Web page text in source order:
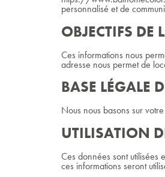
personnalisé et de
OBJECTIFS DE
Ces informations nous
adresse nous permet de
BASE LÉGALE
Nous nous basons sur
UTILISATION
Ces données sont utilisées
ces informations seront